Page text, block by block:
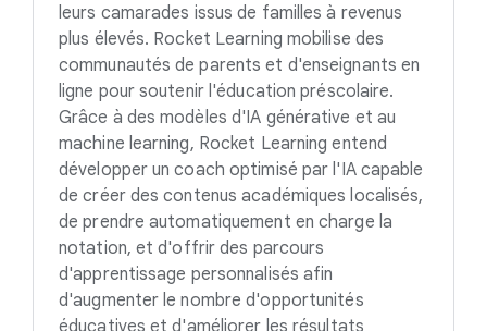
leurs camarades issus de familles à revenus
plus élevés. Rocket Learning mobilise des
communautés de parents et d'enseignants en
ligne pour soutenir l'éducation préscolaire.
Grâce à des modèles d'IA générative et au
machine learning, Rocket Learning entend
développer un coach optimisé par l'IA capable
de créer des contenus académiques localisés,
de prendre automatiquement en charge la
notation, et d'offrir des parcours
d'apprentissage personnalisés afin
d'augmenter le nombre d'opportunités